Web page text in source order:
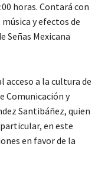
horas. Contará con
y efectos de
Señas Mexicana
acceso a la cultura de
Comunicación y
Santibáñez, quien
en este
en favor de la